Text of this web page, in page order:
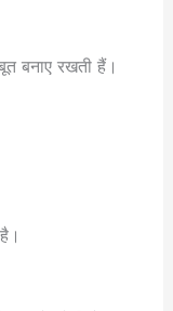
बनाए रखती हैं।